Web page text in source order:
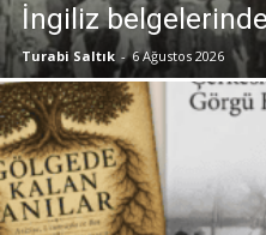
İngiliz
Turabi Saltık - 6 Ağustos 2026